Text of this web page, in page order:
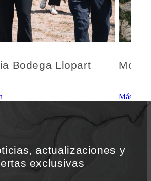
Bodega Llopart
Más
actualizaciones y
exclusivas